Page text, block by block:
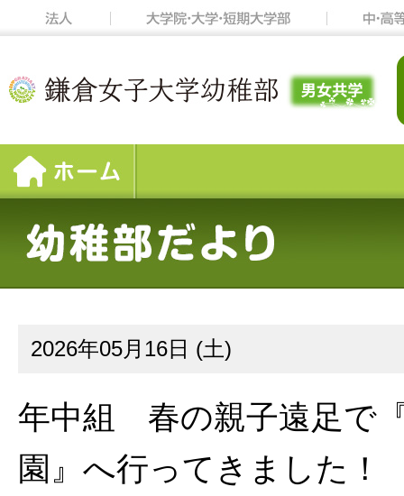
2026年05月16日 (土)
年中組 春の親子遠足で
園』へ行ってきました！